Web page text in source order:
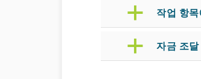
a 작업 항
a 자금 조